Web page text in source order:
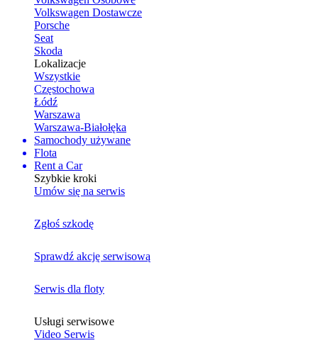
Volkswagen Dostawcze
Porsche
Seat
Skoda
Lokalizacje
Wszystkie
Częstochowa
Łódź
Warszawa
Warszawa-Białołęka
Samochody używane
Flota
Rent a Car
Szybkie kroki
Umów się na serwis
Zgłoś szkodę
Sprawdź akcję serwisową
Serwis dla floty
Usługi serwisowe
Video Serwis